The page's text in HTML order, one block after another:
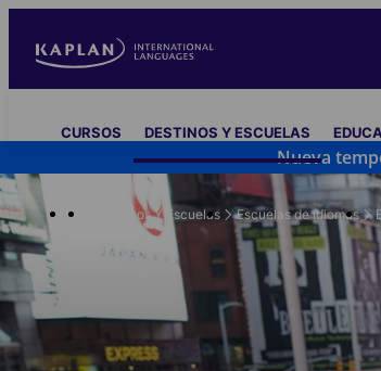
contenido
principal
navigation
CURSOS DESTINOS Y ESCUELAS
Nueva
Destinos Y Escuelas Escuelas de idiomas